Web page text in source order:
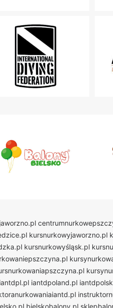
kursnurkowyjaworzno.pl
kursnurkowyśląsk.pl
iantdpl.pl iantdpoland.pl
bielskobalony.pl